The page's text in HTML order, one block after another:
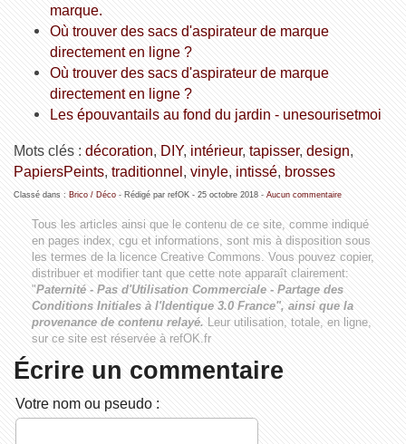
marque.
Où trouver des sacs d'aspirateur de marque
directement en ligne ?
Où trouver des sacs d'aspirateur de marque
directement en ligne ?
Les épouvantails au fond du jardin - unesourisetmoi
Mots clés : décoration, DIY, intérieur, tapisser, design,
PapiersPeints, traditionnel, vinyle, intissé, brosses
Classé dans : Brico / Déco- Rédigé par refOK - 25 octobre 2018- Aucun commentaire
Tous les articles ainsi que le contenu de ce site, comme indiqué
en pages index, cgu et informations, sont mis à disposition sous
les termes de la licence Creative Commons . Vous pouvez copier,
distribuer et modifier tant que cette note apparaît clairement:
"Paternité - Pas d'Utilisation Commerciale - Partage des
Conditions Initiales à l'Identique 3.0 France", ainsi que la
provenance de contenu relayé.
Leur utilisation, totale, en ligne,
sur ce site est réservée à refOK.fr
Écrire un commentaire
Votre nom ou pseudo :